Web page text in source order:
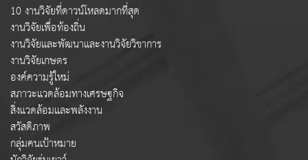
10 งานวิจัยที่ดาวน์โหลดมากที่สุด
งานวิจัยเพื่อท้องถิ่น
งานวิจัยและพัฒนาและงานวิจัยวิชาการ
งานวิจัยเกษตร
องค์ความรู้ใหม่
สภาวะแวดล้อมทางเศรษฐกิจ
สิ่งแวดล้อมและพลังงาน
สวัสดิภาพ
กลุ่มคนเป้าหมาย